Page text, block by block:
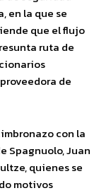
en la que se
que el flujo
ruta de
de
con la
Spagnuolo, Juan
quienes se
motivos